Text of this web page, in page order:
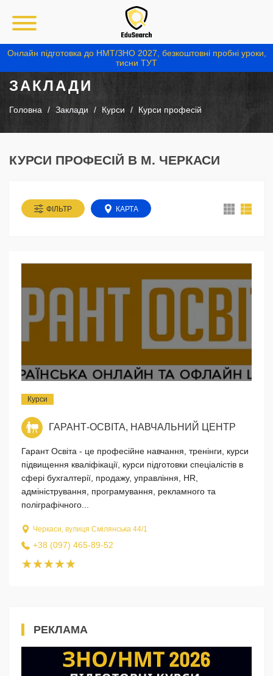
Онлайн підготовка до НМТ/ЗНО 2027, безкоштовні пробні уроки,
тисни ТУТ
ЗАКЛАДИ
Головна Заклади Курси Курси професій
КУРСИ ПРОФЕСІЙ В М. ЧЕРКАСИ
ФІЛЬТР КАРТА
Курси
ГАРАНТ-ОСВІТА, НАВЧАЛЬНИЙ ЦЕНТР
Гарант Освіта - це професійне навчання, тренінги, курси
підвищення кваліфікації, курси підготовки спеціалістів в
сфері бухгалтерії, продажу, управління, HR,
адміністрування, програмування, рекламного та
поліграфічного...
Черкаси, вулиця Смілянська 44/1
+38 (097) 465-89-52
РЕКЛАМА